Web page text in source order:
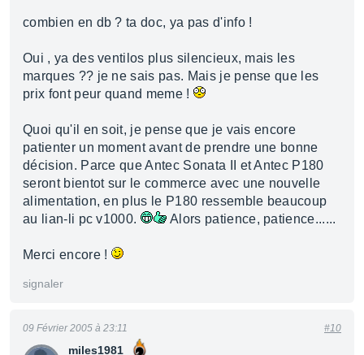
combien en db ? ta doc, ya pas d'info !
Oui , ya des ventilos plus silencieux, mais les
marques ?? je ne sais pas. Mais je pense que les
prix font peur quand meme !
Quoi qu'il en soit, je pense que je vais encore
patienter un moment avant de prendre une bonne
décision. Parce que Antec Sonata II et Antec P180
seront bientot sur le commerce avec une nouvelle
alimentation, en plus le P180 ressemble beaucoup
au lian-li pc v1000.
Alors patience, patience......
Merci encore !
signaler
miles1981
09 Février 2005 à 23:11 #10